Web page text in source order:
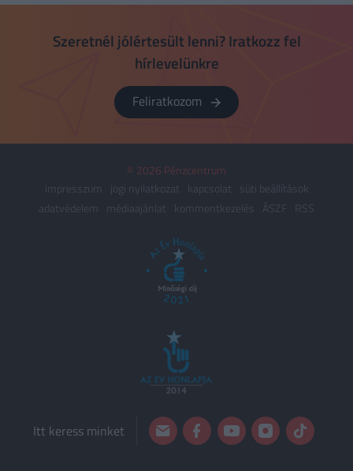
Szeretnél jólértesült lenni? Iratkozz fel
hírlevelünkre
Feliratkozom
© 2026 Pénzcentrum
impresszum
jogi nyilatkozat kapcsolat
süti beállítások
adatvédelem
médiaajánlat kommentkezelés ÁSZF RSS
Itt keress minket